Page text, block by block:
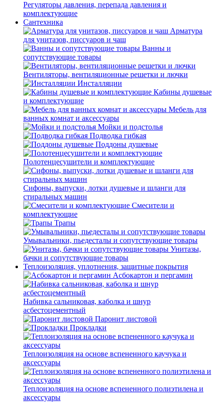
Регуляторы давления, перепада давления и
комплектующие
Сантехника
Арматура
для унитазов, писсуаров и чаш
Ванны и
сопутствующие товары
Вентиляторы, вентиляционные решетки и лючки
Инсталляции
Кабины душевые
и комплектующие
Мебель для
ванных комнат и аксессуары
Мойки и подстолья
Подводка гибкая
Поддоны душевые
Полотенцесушители и комплектующие
Сифоны, выпуски, лотки душевые и шланги для
стиральных машин
Смесители и
комплектующие
Трапы
Умывальники, пьедесталы и сопутствующие товары
Унитазы,
бачки и сопутствующие товары
Теплоизоляция, уплотнения, защитные покрытия
Асбокартон и пергамин
Набивка сальниковая, каболка и шнур
асбестоцементный
Паронит листовой
Прокладки
Теплоизоляция на основе вспененного каучука и
аксессуары
Теплоизоляция на основе вспененного полиэтилена и
аксессуары